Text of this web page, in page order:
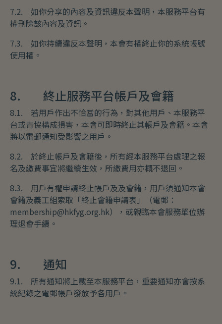
7.2. 如你分享的內容及資訊違反本聲明，本服務平台有
權刪除該內容及資訊。
7.3. 如你持續違反本聲明，本會有權終止你的系統帳號
使用權。
8. 終止服務平台帳戶及會籍
8.1. 若用戶作出不恰當的行為，對其他用戶、本服務平
台或青協構成損害，本會可即時終止其帳戶及會籍。本會
將以電郵通知受影響之用戶。
8.2. 於終止帳戶及會籍後，所有經本服務平台處理之報
名及繳費事宜將繼續生效，所繳費用亦概不退回。
8.3. 用戶有權申請終止帳戶及及會籍，用戶須通知本會
會籍及義工組索取「終止會籍申請表」（電郵：
membership@hkfyg.org.hk），或親臨本會服務單位辦
理退會手續。
9. 通知
9.1. 所有通知將上載至本服務平台，重要通知亦會按系
統紀錄之電郵帳戶發放予各用戶。